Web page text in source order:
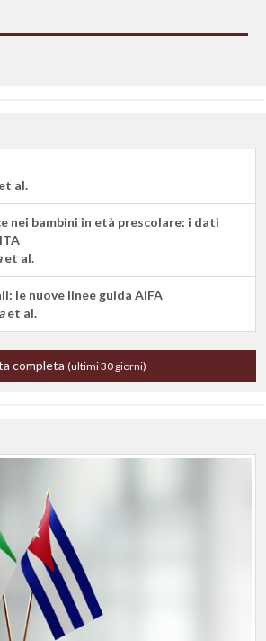
al.
nei bambini in età prescolare: i dati
et al.
le nuove linee guida AIFA
et al.
completa (ultimi 30 giorni)